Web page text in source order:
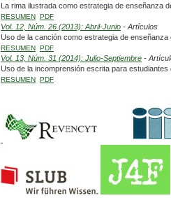
La rima ilustrada como estrategia de enseñanza
RESUMEN PDF
Vol. 12, Núm. 26 (2013): Abril-Junio - Artículos
Uso de la canción como estrategia de
RESUMEN PDF
Vol. 13, Núm. 31 (2014): Julio-Septiembre -
Uso de la incomprensión escrita para
RESUMEN PDF